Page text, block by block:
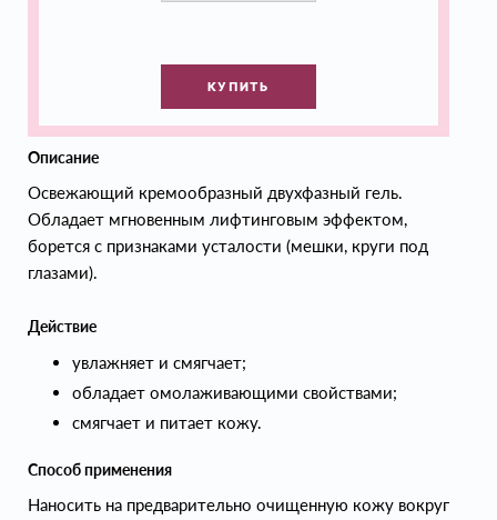
КУПИТЬ
Описание
Освежающий кремообразный двухфазный гель.
Обладает мгновенным лифтинговым эффектом,
борется с признаками усталости (мешки, круги под
глазами).
Действие
увлажняет и смягчает;
обладает омолаживающими свойствами;
смягчает и питает кожу.
Способ применения
Наносить на предварительно очищенную кожу вокруг